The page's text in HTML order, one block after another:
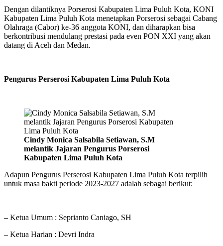
Dengan dilantiknya Porserosi Kabupaten Lima Puluh Kota, KONI
Kabupaten Lima Puluh Kota menetapkan Porserosi sebagai Cabang
Olahraga (Cabor) ke-36 anggota KONI, dan diharapkan bisa
berkontribusi mendulang prestasi pada even PON XXI yang akan
datang di Aceh dan Medan.
Pengurus Perserosi Kabupaten Lima Puluh Kota
Cindy Monica Salsabila Setiawan, S.M
melantik Jajaran Pengurus Porserosi
Kabupaten Lima Puluh Kota
Adapun Pengurus Perserosi Kabupaten Lima Puluh Kota terpilih
untuk masa bakti periode 2023-2027 adalah sebagai berikut:
– Ketua Umum : Seprianto Caniago, SH
– Ketua Harian : Devri Indra